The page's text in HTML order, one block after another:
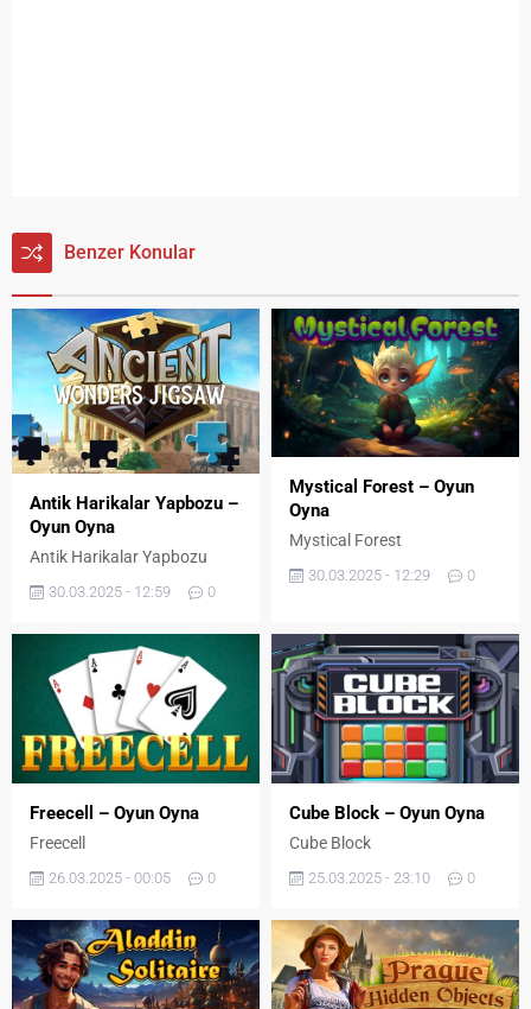
Benzer Konular
Antik Harikalar Yapbozu –
Oyun Oyna
Antik Harikalar Yapbozu
30.03.2025 - 12:59 0
Mystical Forest – Oyun
Oyna
Mystical Forest
30.03.2025 - 12:29 0
Freecell – Oyun Oyna
Freecell
26.03.2025 - 00:05 0
Cube Block – Oyun Oyna
Cube Block
25.03.2025 - 23:10 0